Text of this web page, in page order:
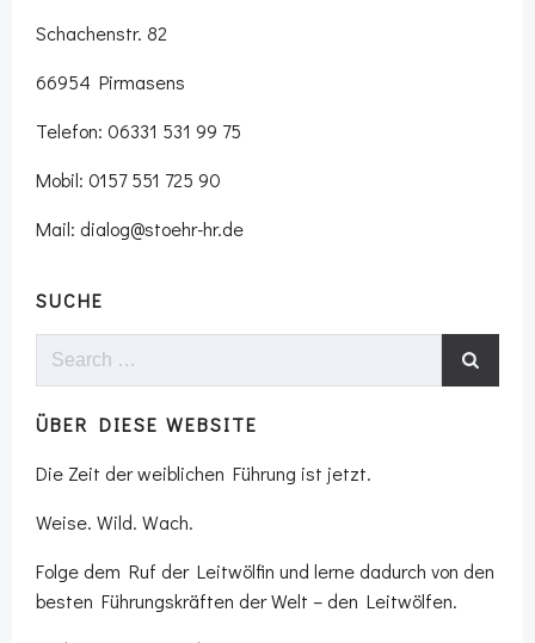
Schachenstr. 82
66954 Pirmasens
Telefon: 06331 531 99 75
Mobil: 0157 551 725 90
Mail: dialog@stoehr-hr.de
SUCHE
Search
ÜBER DIESE WEBSITE
Die Zeit der weiblichen Führung ist jetzt.
Weise. Wild. Wach.
Folge dem Ruf der Leitwölfin und lerne dadurch von den
besten Führungskräften der Welt – den Leitwölfen.